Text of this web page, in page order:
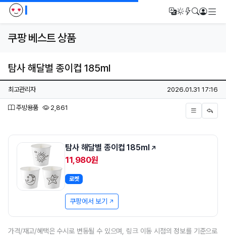
I 번역다크모드
새글/새댓글
검색로그인
쿠팡 베스트 상품
탐사 해달별 종이컵 185ml
페이지 정보
작성자
최고관리자 작성일
2026.01.31 17:16
분류
주방용품 2,861
본문
탐사 해달별 종이컵 185ml
11,980원
로켓
쿠팡에서 보기
가격/재고/혜택은 수시로 변동될 수 있으며, 링크 이동 시점의 정보를 기준으로